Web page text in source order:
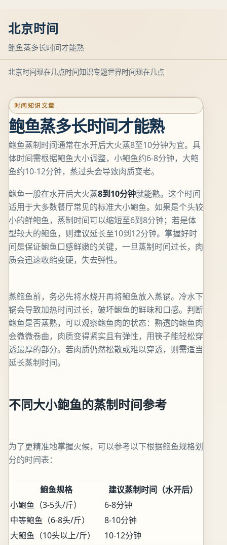
北京时间
鲍鱼蒸多长时间才能熟
北京时间现在几点时间知识专题世界时间现在几点
时间知识文章
鲍鱼蒸多长时间才能熟
鲍鱼蒸制时间通常在水开后大火蒸8至10分钟为宜。具
体时间需根据鲍鱼大小调整，小鲍鱼约6-8分钟，大鲍
鱼约10-12分钟，蒸过头会导致肉质变老。
鲍鱼一般在水开后大火蒸8到10分钟就能熟。这个时间
适用于大多数餐厅常见的标准大小鲍鱼。如果是个头较
小的鲜鲍鱼，蒸制时间可以缩短至6到8分钟；若是体
型较大的鲍鱼，则建议延长至10到12分钟。掌握好时
间是保证鲍鱼口感鲜嫩的关键，一旦蒸制时间过长，肉
质会迅速收缩变硬，失去弹性。
蒸鲍鱼前，务必先将水烧开再将鲍鱼放入蒸锅。冷水下
锅会导致加热时间过长，破坏鲍鱼的鲜味和口感。判断
鲍鱼是否蒸熟，可以观察鲍鱼肉的状态：熟透的鲍鱼肉
会微微卷曲，肉质变得紧实且有弹性，用筷子能轻松穿
透最厚的部分。若肉质仍然松散或难以穿透，则需适当
延长蒸制时间。
不同大小鲍鱼的蒸制时间参考
为了更精准地掌握火候，可以参考以下根据鲍鱼规格划
分的时间表：
鲍鱼规格
建议蒸制时间（水开后）
小鲍鱼（3-5头/斤）
6-8分钟
中等鲍鱼（6-8头/斤）
8-10分钟
大鲍鱼（10头以上/斤）
10-12分钟